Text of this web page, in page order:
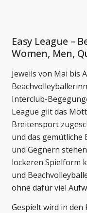
Easy League –
Women, Men,
Jeweils von Mai bis
Interclub-
League gilt das
Breitensport
und das gemütliche
und Gegnern
lockeren Spielform
und
ohne dafür viel
Gespielt wird in den